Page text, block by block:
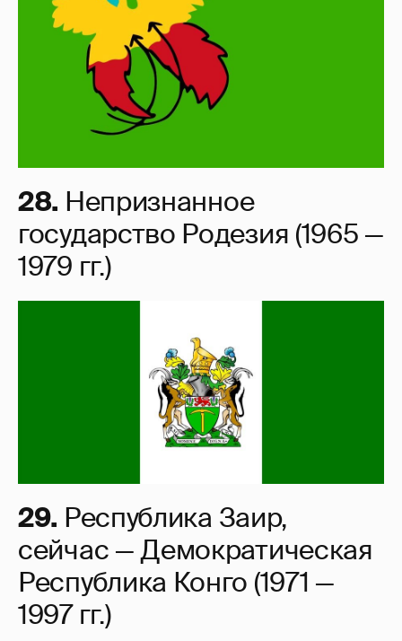
28. Непризнанное
государство Родезия (1965 —
1979 гг.)
29. Республика Заир,
сейчас — Демократическая
Республика Конго (1971 —
1997 гг.)